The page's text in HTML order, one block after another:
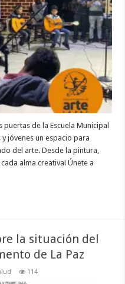
puertas de la Escuela Municipal
jóvenes un espacio para
del arte. Desde la pintura,
alma creativa! Únete a
la situación del
de La Paz
114